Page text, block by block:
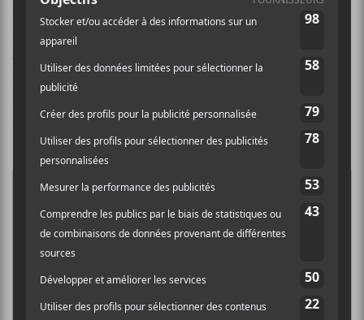
deuxième numéro du Touski’a. Cette fois-ci, c’est
Marc-André Mongrain, le rédacteur en chef deSors-
tu.caqui a mené l’édition. On vous propose des
albums de Noël à écouter, des idées cadeaux, des
cocktails pour accompagner les réunions familiales et
amicales, et bien plus! Bonne lecture.